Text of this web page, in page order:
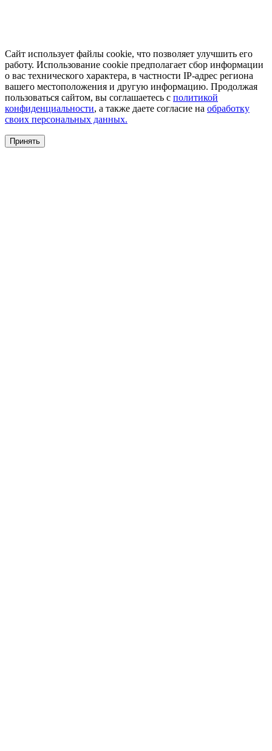
Сайт использует файлы cookie, что позволяет улучшить его
работу. Использование cookie предполагает сбор информации
о вас технического характера, в частности IP-адрес региона
вашего местоположения и другую информацию. Продолжая
пользоваться сайтом, вы соглашаетесь с политикой
конфиденциальности, а также даете согласие на обработку
своих персональных данных.
Принять